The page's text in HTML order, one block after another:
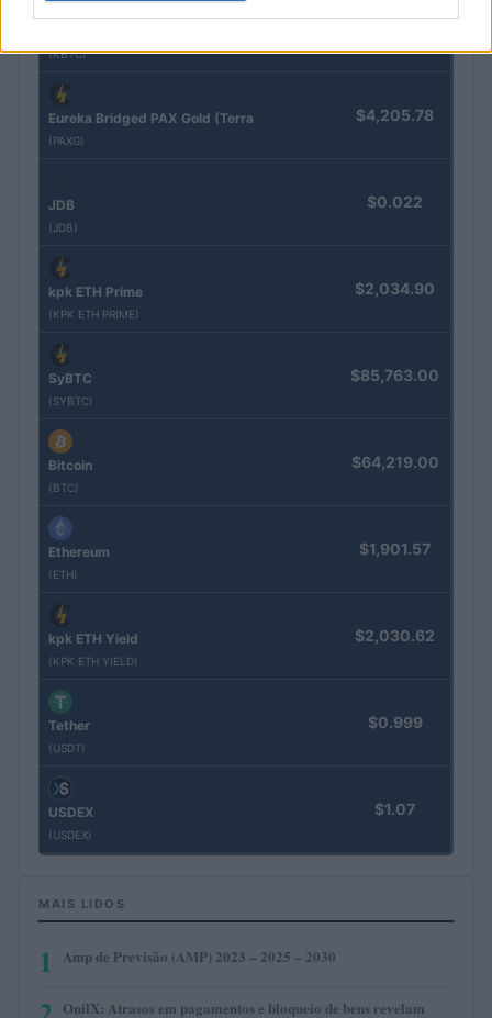
(KBTC)
Eureka Bridged PAX Gold (Terra
(PAXG)
$4,205.78
JDB
(JDB)
$0.022
kpk ETH Prime
(KPK ETH PRIME)
$2,034.90
SyBTC
(SYBTC)
$85,763.00
Bitcoin
(BTC)
$64,219.00
Ethereum
(ETH)
$1,901.57
kpk ETH Yield
(KPK ETH YIELD)
$2,030.62
Tether
(USDT)
$0.999
USDEX
(USDEX)
$1.07
MAIS LIDOS
1 Amp de Previsão (AMP) 2023 – 2025 – 2030
OnilX: Atrasos em pagamentos e bloqueio de bens revelam